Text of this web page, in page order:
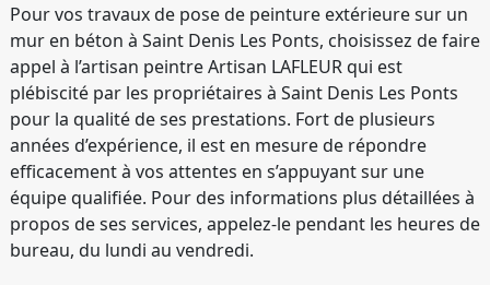
Pour vos travaux de pose de peinture extérieure sur un
mur en béton à Saint Denis Les Ponts, choisissez de faire
appel à l’artisan peintre Artisan LAFLEUR qui est
plébiscité par les propriétaires à Saint Denis Les Ponts
pour la qualité de ses prestations. Fort de plusieurs
années d’expérience, il est en mesure de répondre
efficacement à vos attentes en s’appuyant sur une
équipe qualifiée. Pour des informations plus détaillées à
propos de ses services, appelez-le pendant les heures de
bureau, du lundi au vendredi.